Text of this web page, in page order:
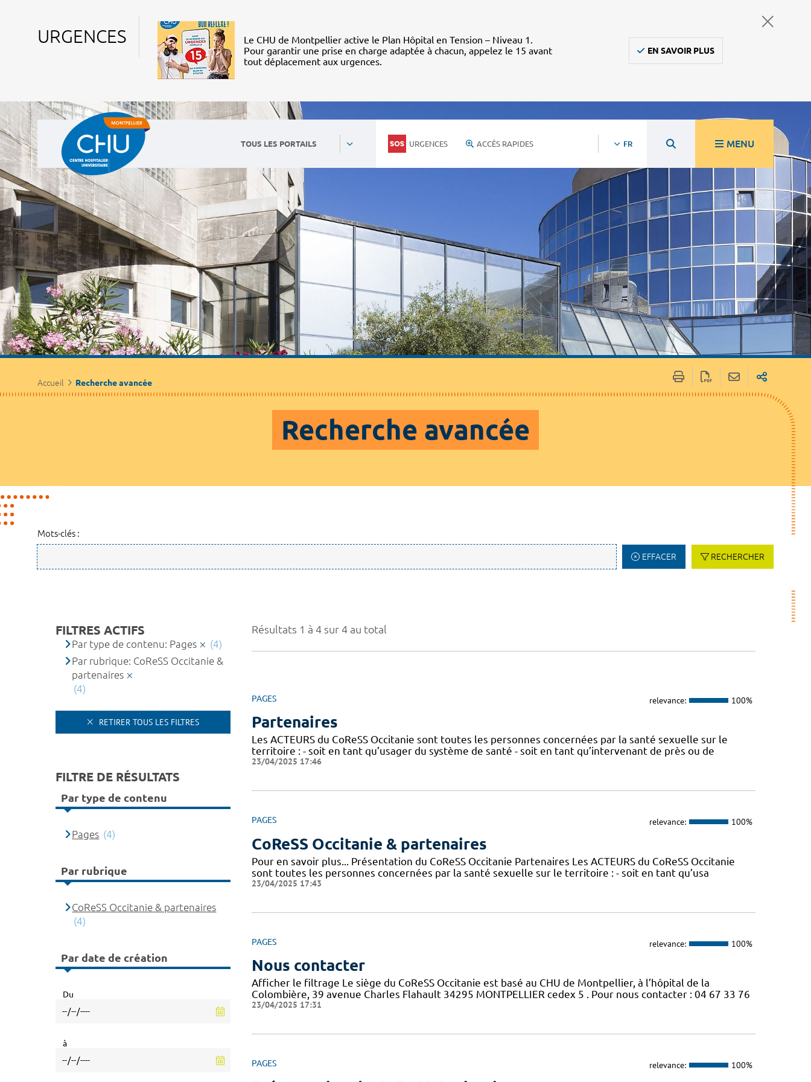
URGENCES
Le CHU de Montpellier active le Plan Hôpital en Tension – Niveau 1.
Pour garantir une prise en charge adaptée à chacun, appelez le 15 avant
tout déplacement aux urgences.
EN SAVOIR PLUS
TOUS LES PORTAILS URGENCES ACCÈS RAPIDES FR MENU
Accueil Recherche avancée
Recherche avancée
Mots-clés :
EFFACER RECHERCHER
Résultats 1 à 4 sur 4 au total
PAGES relevance: 100%
Partenaires
Les ACTEURS du CoReSS Occitanie sont toutes les personnes concernées par la santé sexuelle sur le
territoire : - soit en tant qu’usager du système de santé - soit en tant qu’intervenant de près ou de
23/04/2025 17:46
PAGES relevance: 100%
CoReSS Occitanie & partenaires
Pour en savoir plus... Présentation du CoReSS Occitanie Partenaires Les ACTEURS du CoReSS Occitanie
sont toutes les personnes concernées par la santé sexuelle sur le territoire : - soit en tant qu’usa
23/04/2025 17:43
PAGES relevance: 100%
Nous contacter
Afficher le filtrage Le siège du CoReSS Occitanie est basé au CHU de Montpellier, à l’hôpital de la
Colombière, 39 avenue Charles Flahault 34295 MONTPELLIER cedex 5 . Pour nous contacter : 04 67 33 76
23/04/2025 17:31
PAGES relevance: 100%
FILTRES ACTIFS
Par type de contenu: Pages
(4)
Par rubrique: CoReSS Occitanie &
partenaires
(4)
RETIRER TOUS LES FILTRES
FILTRE DE RÉSULTATS
Par type de contenu
Pages (4)
Par rubrique
CoReSS Occitanie & partenaires
(4)
Par date de création
Du
à